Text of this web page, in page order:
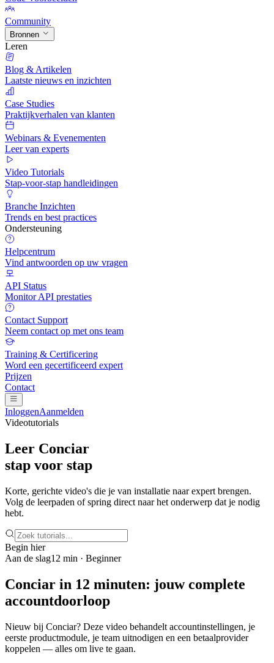
Community
Bronnen
Leren
Blog & Artikelen
Laatste nieuws en inzichten
Case Studies
Praktijkverhalen van klanten
Webinars & Evenementen
Leer van experts
Video Tutorials
Stap-voor-stap handleidingen
Branche Inzichten
Trends en best practices
Ondersteuning
Helpcentrum
Vind antwoorden op uw vragen
API Status
Monitor API prestaties
Contact Support
Neem contact op met ons team
Training & Certificering
Word een gecertificeerd expert
Prijzen
Contact
InloggenAanmelden
Videotutorials
Leer Conciar
stap voor stap
Korte, gerichte video's die je van installatie naar expert brengen.
Volg de leerpaden of spring direct naar het onderwerp dat je nodig
hebt.
Begin hier
Aan de slag12 min · Beginner
Conciar in 12 minuten: jouw complete
accountdoorloop
Nieuw bij Conciar? Deze video behandelt accountinstellingen, je
eerste productmodule, je team uitnodigen en een betaalprovider
koppelen — alles om live te gaan.